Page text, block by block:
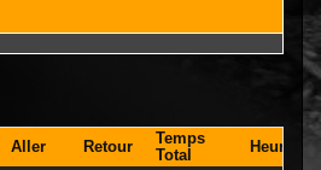
Aller Retour
Temps
Total
Heure